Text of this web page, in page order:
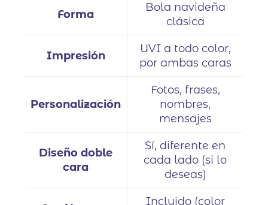
Forma
Bola navideña
clásica
Impresión
UVI a todo color,
por ambas caras
Personalización
Fotos, frases,
nombres,
mensajes
Diseño doble
cara
Sí, diferente en
cada lado (si lo
deseas)
Incluido (color